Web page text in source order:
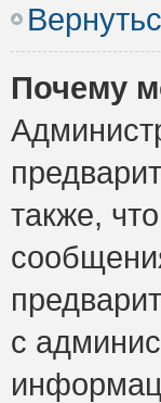
Почему
также,
с